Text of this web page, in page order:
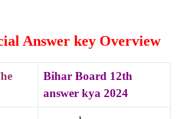
Answer key Overview
Bihar Board 12th
answer kya 2024